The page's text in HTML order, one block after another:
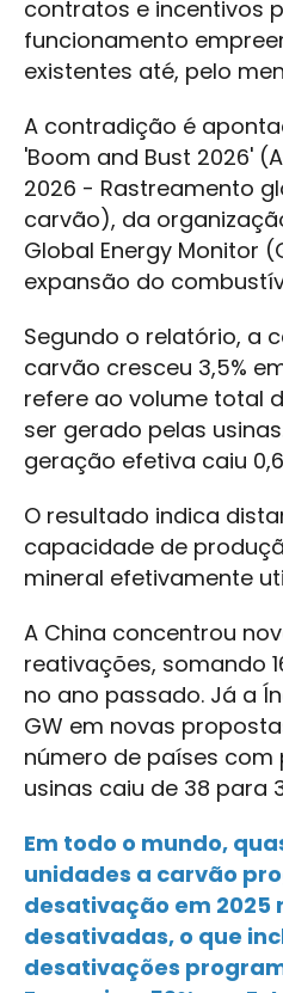
contratos e incentivos
funcionamento
existentes até, pelo
A contradição é
'Boom and Bust 2026'
2026 - Rastreamento
carvão), da
Global Energy Monitor
expansão do
Segundo o relatório, a
carvão cresceu 3,5%
refere ao volume total
ser gerado pelas
geração efetiva caiu
O resultado indica
capacidade de
mineral efetivamente
A China concentrou
reativações, somando
no ano passado. Já a
GW em novas
número de países
usinas caiu de 38 para
Em todo o mundo,
unidades a carvão
desativação em 2025
desativadas, o que
desativações